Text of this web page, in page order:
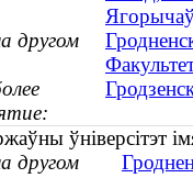
другом
ўніверсітэт
другом